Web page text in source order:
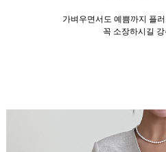
가벼우면서도 예쁨까지 플
꼭 소장하시길